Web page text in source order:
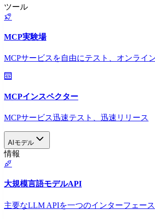
ツール
MCP実験場
MCPサービスを自由にテスト、オンライ
MCPインスペクター
MCPサービス迅速テスト、迅速リリース
AIモデル
情報
大規模言語モデルAPI
主要なLLM APIを一つのインターフェース